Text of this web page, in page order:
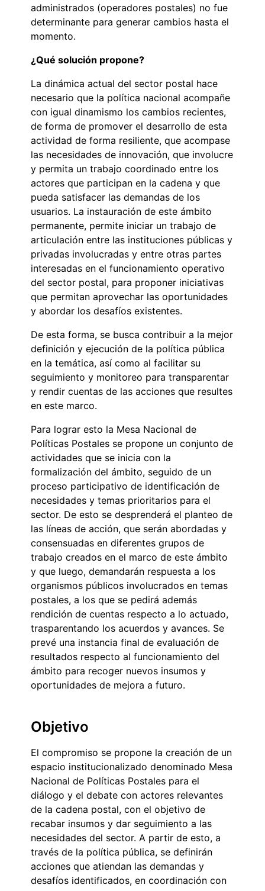
administrados (operadores postales) no fue
determinante para generar cambios hasta el
momento.
¿Qué solución propone?
La dinámica actual del sector postal hace
necesario que la política nacional acompañe
con igual dinamismo los cambios recientes,
de forma de promover el desarrollo de esta
actividad de forma resiliente, que acompase
las necesidades de innovación, que involucre
y permita un trabajo coordinado entre los
actores que participan en la cadena y que
pueda satisfacer las demandas de los
usuarios. La instauración de este ámbito
permanente, permite iniciar un trabajo de
articulación entre las instituciones públicas y
privadas involucradas y entre otras partes
interesadas en el funcionamiento operativo
del sector postal, para proponer iniciativas
que permitan aprovechar las oportunidades
y abordar los desafíos existentes.
De esta forma, se busca contribuir a la mejor
definición y ejecución de la política pública
en la temática, así como al facilitar su
seguimiento y monitoreo para transparentar
y rendir cuentas de las acciones que resultes
en este marco.
Para lograr esto la Mesa Nacional de
Políticas Postales se propone un conjunto de
actividades que se inicia con la
formalización del ámbito, seguido de un
proceso participativo de identificación de
necesidades y temas prioritarios para el
sector. De esto se desprenderá el planteo de
las líneas de acción, que serán abordadas y
consensuadas en diferentes grupos de
trabajo creados en el marco de este ámbito
y que luego, demandarán respuesta a los
organismos públicos involucrados en temas
postales, a los que se pedirá además
rendición de cuentas respecto a lo actuado,
trasparentando los acuerdos y avances. Se
prevé una instancia final de evaluación de
resultados respecto al funcionamiento del
ámbito para recoger nuevos insumos y
oportunidades de mejora a futuro.
Objetivo
El compromiso se propone la creación de un
espacio institucionalizado denominado Mesa
Nacional de Políticas Postales para el
diálogo y el debate con actores relevantes
de la cadena postal, con el objetivo de
recabar insumos y dar seguimiento a las
necesidades del sector. A partir de esto, a
través de la política pública, se definirán
acciones que atiendan las demandas y
desafíos identificados, en coordinación con